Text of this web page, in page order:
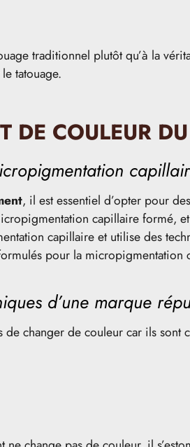
traditionnel plutôt qu’à la
tatouage.
DE COULEUR
, il est essentiel d’opter pour
capillaire formé,
capillaire et utilise des
pour la micropigmentation
d’une marque
changer de couleur car ils